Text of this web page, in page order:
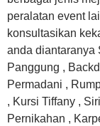
peralatan event
konsultasikan
anda diantaranya
Panggung ,
Permadani ,
, Kursi Tiffany ,
Pernikahan ,